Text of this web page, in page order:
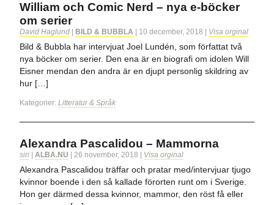
William och Comic Nerd – nya e-böcker
om serier
David Haglund BILD & BUBBLA 10 december, 2018 Visa orginal
Bild & Bubbla har intervjuat Joel Lundén, som författat två
nya böcker om serier. Den ena är en biografi om idolen Will
Eisner mendan den andra är en djupt personlig skildring av
hur […]
Kategorier: Litteratur & Språk
Alexandra Pascalidou – Mammorna
siri ALBA.NU 26 november, 2018 Visa orginal
Alexandra Pascalidou träffar och pratar med/intervjuar tjugo
kvinnor boende i den så kallade förorten runt om i Sverige.
Hon ger därmed dessa kvinnor, mammor, den röst få eller